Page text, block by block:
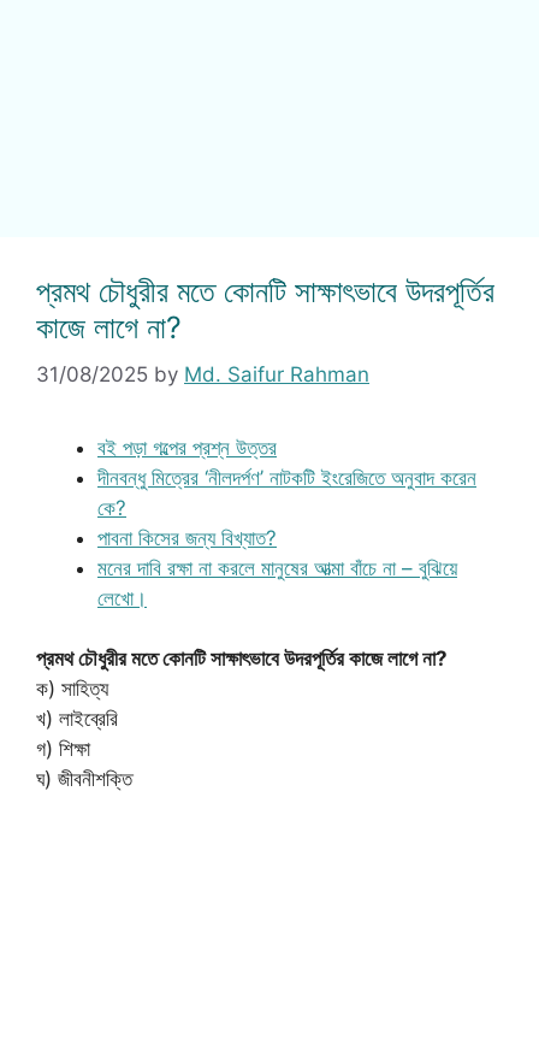
প্রমথ চৌধুরীর মতে কোনটি সাক্ষাৎভাবে উদরপূর্তির
কাজে লাগে না?
31/08/2025 by Md. Saifur Rahman
বই পড়া গল্পের প্রশ্ন উত্তর
দীনবন্ধু মিত্রের ‘নীলদর্পণ’ নাটকটি ইংরেজিতে অনুবাদ করেন
কে?
পাবনা কিসের জন্য বিখ্যাত?
মনের দাবি রক্ষা না করলে মানুষের আত্মা বাঁচে না – বুঝিয়ে
লেখো।
প্রমথ চৌধুরীর মতে কোনটি সাক্ষাৎভাবে উদরপূর্তির কাজে লাগে না?
ক) সাহিত্য
খ) লাইব্রেরি
গ) শিক্ষা
ঘ) জীবনীশক্তি